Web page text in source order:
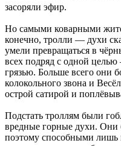
засоряли эфир.
Но самыми коварными
конечно, тролли — духи
умели превращаться в
всех подряд с одной
грязью. Больше всего они
колокольного звона и
острой сатирой и
Подстать троллям были
вредные горные духи.
поэтому способными лишь